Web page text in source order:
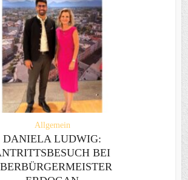
Allgemein
DANIELA LUDWIG:
BEI